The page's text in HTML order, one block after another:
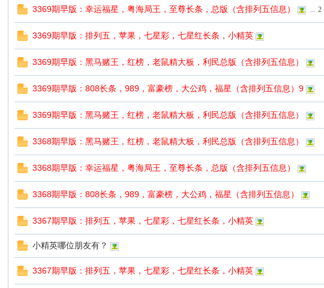
3369期早版：幸运福星，粤海局王，至尊长条，总版（含排列五信息） ... 2
3369期早版：排列五，苹果，七星彩，七星红长条，小精英
3369期早版：黑马赌王，红榜，老鼠精大板，利民总版（含排列五信息）
3369期早版：808长条，989，富豪榜，大公鸡，福星（含排列五信息）9
3369期早版：黑马赌王，红榜，老鼠精大板，利民总版（含排列五信息）
3368期早版：黑马赌王，红榜，老鼠精大板，利民总版（含排列五信息）
3368期早版：幸运福星，粤海局王，至尊长条，总版（含排列五信息）
3368期早版：808长条，989，富豪榜，大公鸡，福星（含排列五信息）
3367期早版：排列五，苹果，七星彩，七星红长条，小精英
小精英哪位朋友有？
3367期早版：排列五，苹果，七星彩，七星红长条，小精英